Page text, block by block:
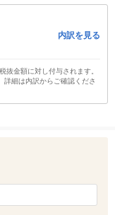
内訳を見る
抜金額に対し付与されます。
詳細は内訳からご確認くださ